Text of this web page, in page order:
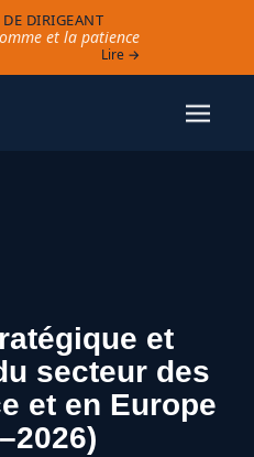
DIRIGEANT
et la patience
Lire →
et
secteur des
et en Europe